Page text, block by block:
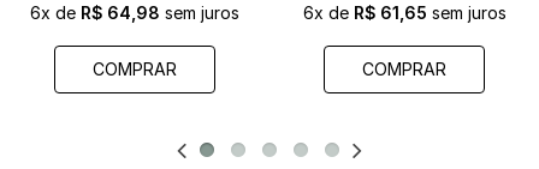
6x de R$ 64,98 sem juros
COMPRAR
6x de R$ 61,65 sem juros
COMPRAR